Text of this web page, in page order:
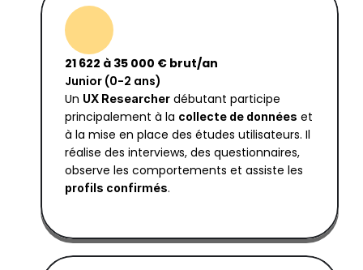
21 622 à 35 000 € brut/an
Junior (0-2 ans)
Un UX Researcher débutant participe
principalement à la collecte de données et
à la mise en place des études utilisateurs. Il
réalise des interviews, des questionnaires,
profils confirmés.